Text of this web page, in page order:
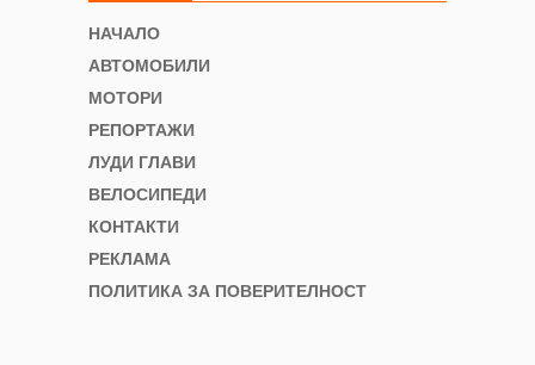
НАЧАЛО
АВТОМОБИЛИ
МОТОРИ
РЕПОРТАЖИ
ЛУДИ ГЛАВИ
ВЕЛОСИПЕДИ
КОНТАКТИ
РЕКЛАМА
ПОЛИТИКА ЗА ПОВЕРИТЕЛНОСТ